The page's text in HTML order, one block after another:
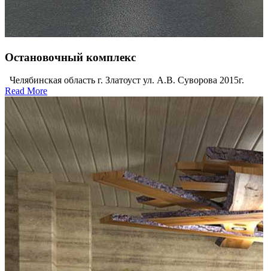
Остановочный комплекс
Челябинская область г. Златоуст ул. А.В. Суворова 2015г.
Read More